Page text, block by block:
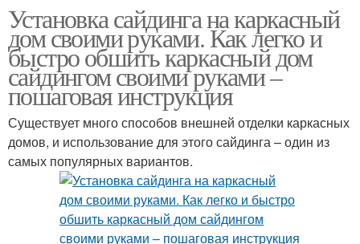
Установка сайдинга на каркасный
дом своими руками. Как легко и
быстро обшить каркасный дом
сайдингом своими руками –
пошаговая инструкция
Существует много способов внешней отделки каркасных
домов, и использование для этого сайдинга – один из
самых популярных вариантов.